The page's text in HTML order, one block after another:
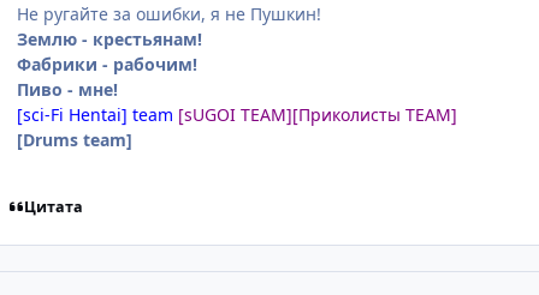
Не ругайте за ошибки, я не Пушкин!
Землю - крестьянам!
Фабрики - рабочим!
Пиво - мне!
[sci-Fi Hentai] team [sUGOI TEAM][Приколисты TEAM]
[Drums team]
Цитата